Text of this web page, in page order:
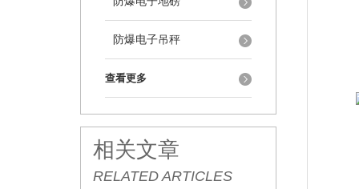
防爆电子吊秤
查看更多
相关文章
RELATED ARTICLES